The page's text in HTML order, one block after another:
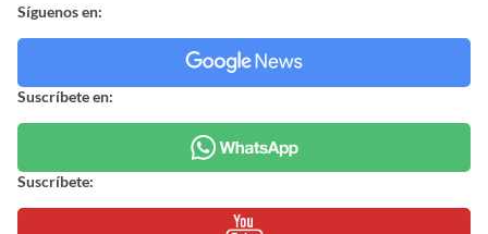
Síguenos en:
Suscríbete en:
Suscríbete: